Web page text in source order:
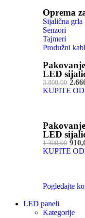
Oprema
Sijalična grla
Senzori
Tajmeri
Produžni
LED
3.800,00
KUPITE
LED
1.300,00
KUPITE
Pogledajte
LED paneli
Kategorije